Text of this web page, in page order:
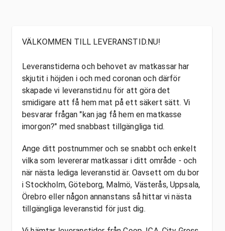
VÄLKOMMEN TILL LEVERANSTID.NU!
Leveranstiderna och behovet av matkassar har
skjutit i höjden i och med coronan och därför
skapade vi leveranstid.nu för att göra det
smidigare att få hem mat på ett säkert sätt. Vi
besvarar frågan "kan jag få hem en matkasse
imorgon?" med snabbast tillgängliga tid.
Ange ditt postnummer och se snabbt och enkelt
vilka som levererar matkassar i ditt område - och
när nästa lediga leveranstid är. Oavsett om du bor
i Stockholm, Göteborg, Malmö, Västerås, Uppsala,
Örebro eller någon annanstans så hittar vi nästa
tillgängliga leveranstid för just dig.